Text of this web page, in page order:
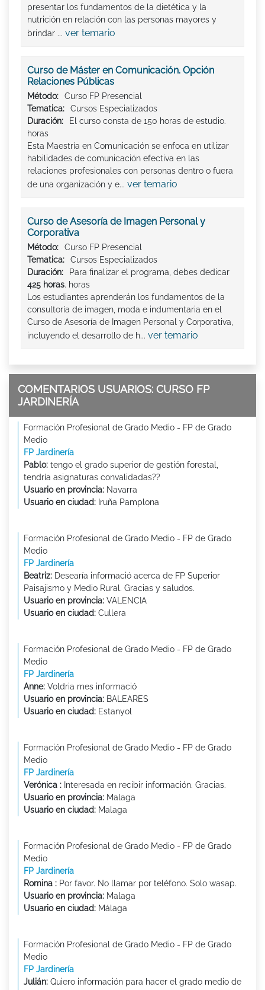
presentar los fundamentos de la dietética y la
nutrición en relación con las personas mayores y
brindar ... ver temario
Curso de Máster en Comunicación. Opción
Relaciones Públicas
Método:
Curso FP Presencial
Tematica:
Cursos Especializados
Duración:
El curso consta de 150 horas de estudio.
horas
Esta Maestría en Comunicación se enfoca en utilizar
habilidades de comunicación efectiva en las
relaciones profesionales con personas dentro o fuera
de una organización y e... ver temario
Curso de Asesoría de Imagen Personal y
Corporativa
Método:
Curso FP Presencial
Tematica:
Cursos Especializados
Duración:
Para finalizar el programa, debes dedicar
425 horas. horas
Los estudiantes aprenderán los fundamentos de la
consultoría de imagen, moda e indumentaria en el
Curso de Asesoría de Imagen Personal y Corporativa,
incluyendo el desarrollo de h... ver temario
COMENTARIOS USUARIOS: CURSO FP
JARDINERÍA
Formación Profesional de Grado Medio - FP de Grado
Medio
FP Jardinería
Pablo: tengo el grado superior de gestión forestal,
tendría asignaturas convalidadas??
Usuario en provincia: Navarra
Usuario en ciudad: Iruña Pamplona
Formación Profesional de Grado Medio - FP de Grado
Medio
FP Jardinería
Beatriz: Desearía informació acerca de FP Superior
Paisajismo y Medio Rural. Gracias y saludos.
Usuario en provincia: VALENCIA
Usuario en ciudad: Cullera
Formación Profesional de Grado Medio - FP de Grado
Medio
FP Jardinería
Anne: Voldria mes informació
Usuario en provincia: BALEARES
Usuario en ciudad: Estanyol
Formación Profesional de Grado Medio - FP de Grado
Medio
FP Jardinería
Verónica : Interesada en recibir información. Gracias.
Usuario en provincia: Malaga
Usuario en ciudad: Malaga
Formación Profesional de Grado Medio - FP de Grado
Medio
FP Jardinería
Romina : Por favor. No llamar por teléfono. Solo wasap.
Usuario en provincia: Malaga
Usuario en ciudad: Málaga
Formación Profesional de Grado Medio - FP de Grado
Medio
FP Jardinería
Julián: Quiero información para hacer el grado medio de